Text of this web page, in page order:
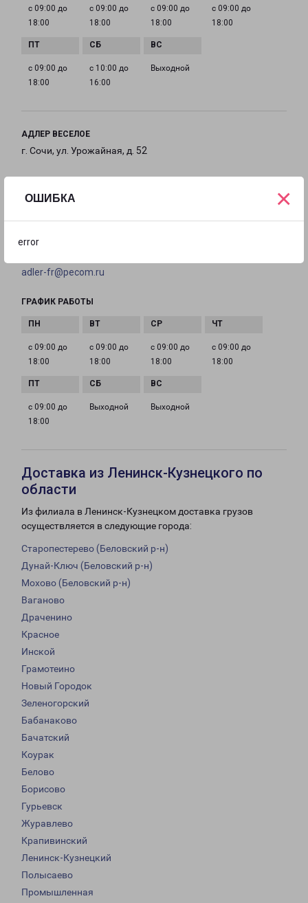
ОШИБКА
error
×
с 09:00 до
18:00
с 09:00 до
18:00
с 09:00 до
18:00
с 09:00 до
18:00
с 09:00 до
18:00
с 10:00 до
16:00
Выходной
АДЛЕР ВЕСЕЛОЕ
г. Сочи, ул. Урожайная, д. 52
adler-fr@pecom.ru
ГРАФИК РАБОТЫ
с 09:00 до
18:00
с 09:00 до
18:00
с 09:00 до
18:00
с 09:00 до
18:00
с 09:00 до
18:00
Выходной Выходной
Доставка из Ленинск-Кузнецкого по
области
Из филиала в Ленинск-Кузнецком доставка грузов
осуществляется в следующие города:
Старопестерево (Беловский р-н)
Дунай-Ключ (Беловский р-н)
Мохово (Беловский р-н)
Ваганово
Драченино
Красное
Инской
Грамотеино
Новый Городок
Зеленогорский
Бабанаково
Бачатский
Коурак
Белово
Борисово
Гурьевск
Журавлево
Крапивинский
Ленинск-Кузнецкий
Полысаево
Промышленная